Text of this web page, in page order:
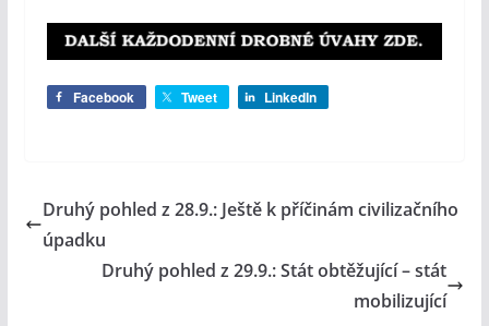
Facebook Tweet LinkedIn
Druhý pohled z 28.9.: Ještě k příčinám civilizačního
úpadku
Druhý pohled z 29.9.: Stát obtěžující – stát
mobilizující